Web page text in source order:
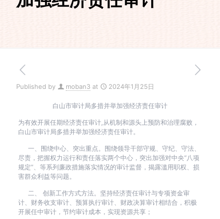
Published by moban3 at 2024年1月25日
白山市审计局多措并举加强经济责任审计
为有效开展任期经济责任审计,从机制和源头上预防和治理腐败，
白山市审计局多措并举加强经济责任审计。
一、围绕中心、突出重点。围绕领导干部守规、守纪、守法、
尽责，把握权力运行和责任落实两个中心，突出加强对中央“八项
规定”、等系列廉政措施落实情况的审计监督，揭露滥用职权、损
害群众利益等问题。
二、 创新工作方式方法。坚持经济责任审计与专项资金审
计、财务收支审计、预算执行审计、财政决算审计相结合，积极
开展任中审计，节约审计成本，实现资源共享；